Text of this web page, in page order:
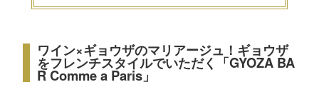
ワイン×ギョウザのマリアージュ！ギョウザ
をフレンチスタイルでいただく「GYOZA BA
R Comme a Paris」